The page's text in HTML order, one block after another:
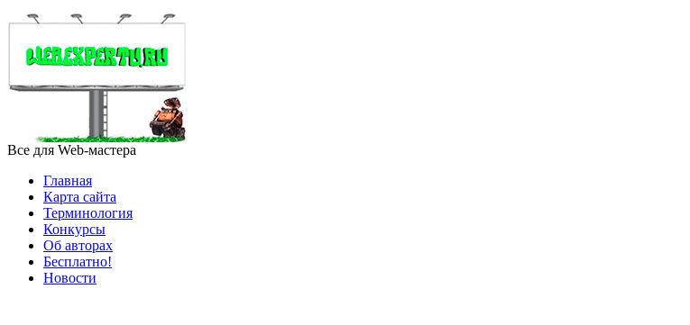
Все для Web-мастера
Главная
Карта сайта
Терминология
Конкурсы
Об авторах
Бесплатно!
Новости